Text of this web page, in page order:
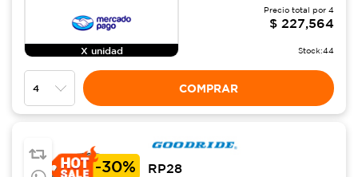
X unidad
Precio total por 4
$ 227,564
Stock:44
COMPRAR
-30%
RP28